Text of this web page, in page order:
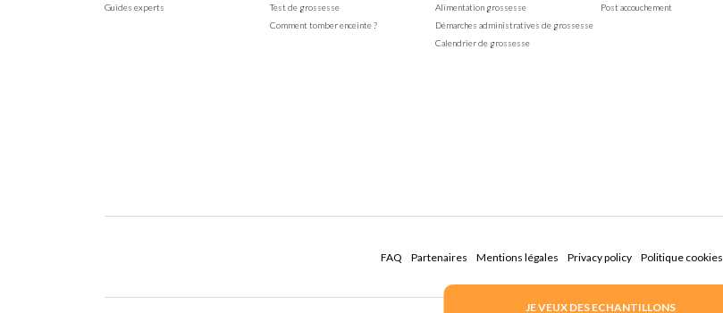
JE VEUX DES ECHANTILLONS
Guides experts
Test de grossesse
Comment tomber enceinte ?
Alimentation grossesse
Démarches administratives de grossesse
Calendrier de grossesse
Post accouchement
FAQ Partenaires Mentions légales Privacy policy Politique cookies